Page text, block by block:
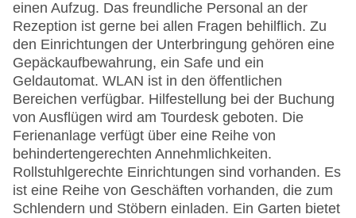
einen Aufzug. Das freundliche Personal an der
Rezeption ist gerne bei allen Fragen behilflich. Zu
den Einrichtungen der Unterbringung gehören eine
Gepäckaufbewahrung, ein Safe und ein
Geldautomat. WLAN ist in den öffentlichen
Bereichen verfügbar. Hilfestellung bei der Buchung
von Ausflügen wird am Tourdesk geboten. Die
Ferienanlage verfügt über eine Reihe von
behindertengerechten Annehmlichkeiten.
Rollstuhlgerechte Einrichtungen sind vorhanden. Es
ist eine Reihe von Geschäften vorhanden, die zum
Schlendern und Stöbern einladen. Ein Garten bietet